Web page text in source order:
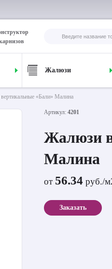
Жалюзи
«Бали» Малина
Артикул: 4201
Жалюзи
Малина
от 56.34 руб./
Заказать